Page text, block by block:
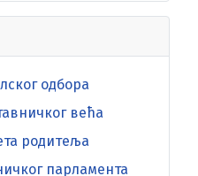
одбора
већа
родитеља
парламента